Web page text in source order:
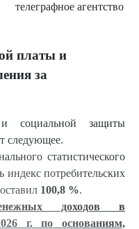
телеграфное агентство
платы и
за
социальной защиты
следующее.
статистического
индекс потребительских
100,8 %.
доходов в
г. по основаниям,